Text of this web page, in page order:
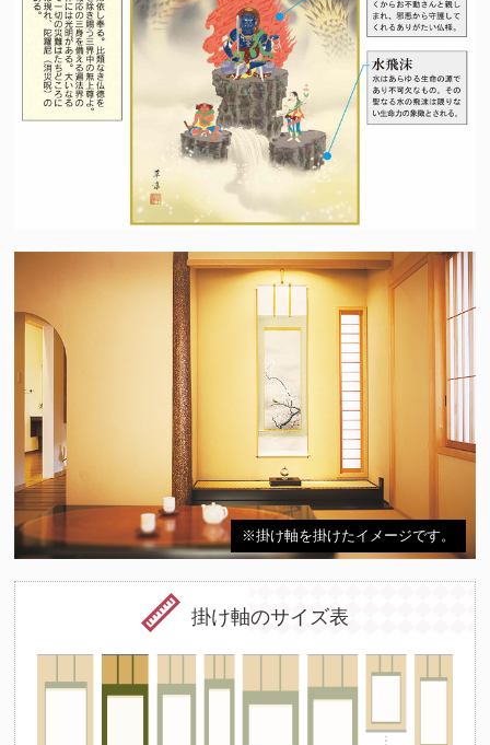
※掛け軸を掛けたイメージです。
掛け軸のサイズ表